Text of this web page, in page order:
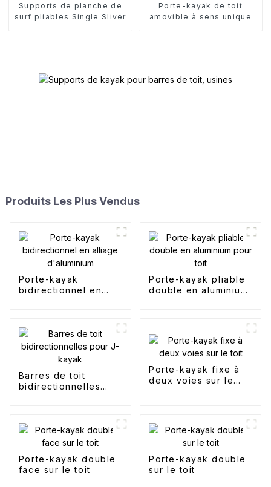
Supports de planche de
surf pliables Single Sliver
Porte-kayak de toit
amovible à sens unique
Produits Les Plus Vendus
Porte-kayak
bidirectionnel en
Porte-kayak pliable
double en aluminium
Barres de toit
bidirectionnelles
Porte-kayak fixe à
deux voies sur le
Porte-kayak double
face sur le toit
Porte-kayak double
sur le toit